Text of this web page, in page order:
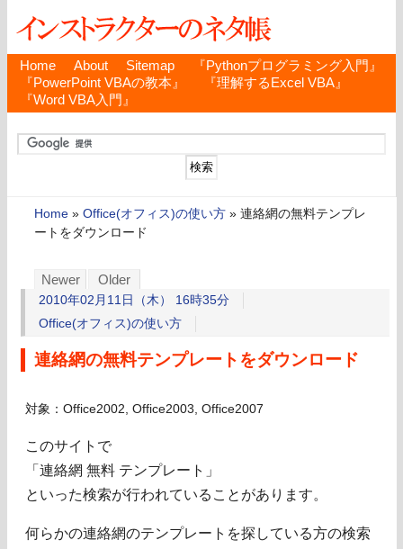
Home About Sitemap
『Pythonプログラミング入門』
『PowerPoint VBAの教本』
『理解するExcel VBA』
『Word VBA入門』
Home » Office(オフィス)の使い方 » 連絡網の無料テンプレ
ートをダウンロード
Newer Older
2010年02月11日（木） 16時35分
Office(オフィス)の使い方
連絡網の無料テンプレートをダウンロード
対象：Office2002, Office2003, Office2007
このサイトで
「連絡網 無料 テンプレート」
といった検索が行われていることがあります。
何らかの連絡網のテンプレートを探している方の検索